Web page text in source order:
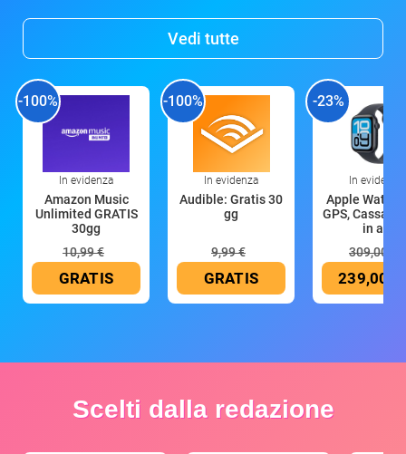
Vedi tutte
-100%
In evidenza
Amazon Music
Unlimited GRATIS
30gg
10,99 €
GRATIS
-100%
In evidenza
Audible: Gratis 30
gg
9,99 €
GRATIS
-23%
In evidenza
Apple Watch
GPS, Cassa
in all
309,00 €
239,00 €
Scelti dalla redazione